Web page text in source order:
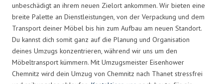
unbeschädigt an ihrem neuen Zielort ankommen. Wir bieten eine
breite Palette an Dienstleistungen, von der Verpackung und dem
Transport deiner Möbel bis hin zum Aufbau am neuen Standort.
Du kannst dich somit ganz auf die Planung und Organisation
deines Umzugs konzentrieren, während wir uns um den
Möbeltransport kümmern. Mit Umzugsmeister Eisenhower
Chemnitz wird dein Umzug von Chemnitz nach Thanet stressfrei